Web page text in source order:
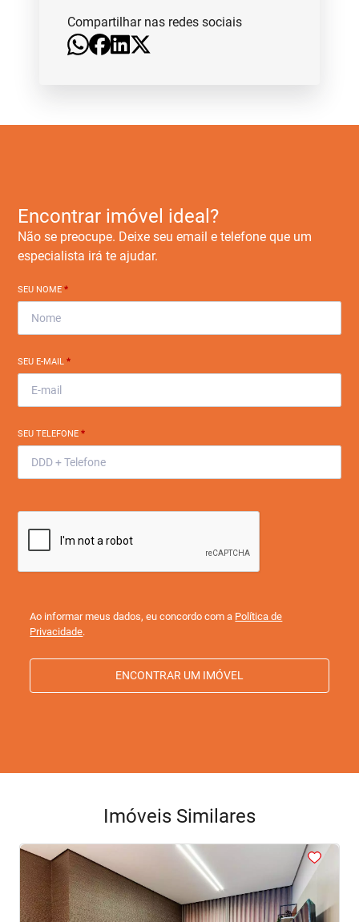
Compartilhar nas redes sociais
Encontrar imóvel ideal?
Não se preocupe. Deixe seu email e telefone que um
especialista irá te ajudar.
SEU NOME*
SEU E-MAIL*
SEU TELEFONE*
Ao informar meus dados, eu concordo com a Política de
Privacidade.
ENCONTRAR UM IMÓVEL
Imóveis Similares
<<< <